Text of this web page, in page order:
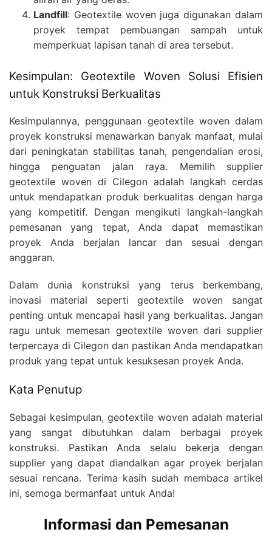
Landfill: Geotextile woven juga digunakan dalam
proyek tempat pembuangan sampah untuk
memperkuat lapisan tanah di area tersebut.
Kesimpulan: Geotextile Woven Solusi Efisien
untuk Konstruksi Berkualitas
Kesimpulannya, penggunaan geotextile woven dalam
proyek konstruksi menawarkan banyak manfaat, mulai
dari peningkatan stabilitas tanah, pengendalian erosi,
hingga penguatan jalan raya. Memilih supplier
geotextile woven di Cilegon adalah langkah cerdas
untuk mendapatkan produk berkualitas dengan harga
yang kompetitif. Dengan mengikuti langkah-langkah
pemesanan yang tepat, Anda dapat memastikan
proyek Anda berjalan lancar dan sesuai dengan
anggaran.
Dalam dunia konstruksi yang terus berkembang,
inovasi material seperti geotextile woven sangat
penting untuk mencapai hasil yang berkualitas. Jangan
ragu untuk memesan geotextile woven dari supplier
terpercaya di Cilegon dan pastikan Anda mendapatkan
produk yang tepat untuk kesuksesan proyek Anda.
Kata Penutup
Sebagai kesimpulan, geotextile woven adalah material
yang sangat dibutuhkan dalam berbagai proyek
konstruksi. Pastikan Anda selalu bekerja dengan
supplier yang dapat diandalkan agar proyek berjalan
sesuai rencana. Terima kasih sudah membaca artikel
ini, semoga bermanfaat untuk Anda!
Informasi dan Pemesanan